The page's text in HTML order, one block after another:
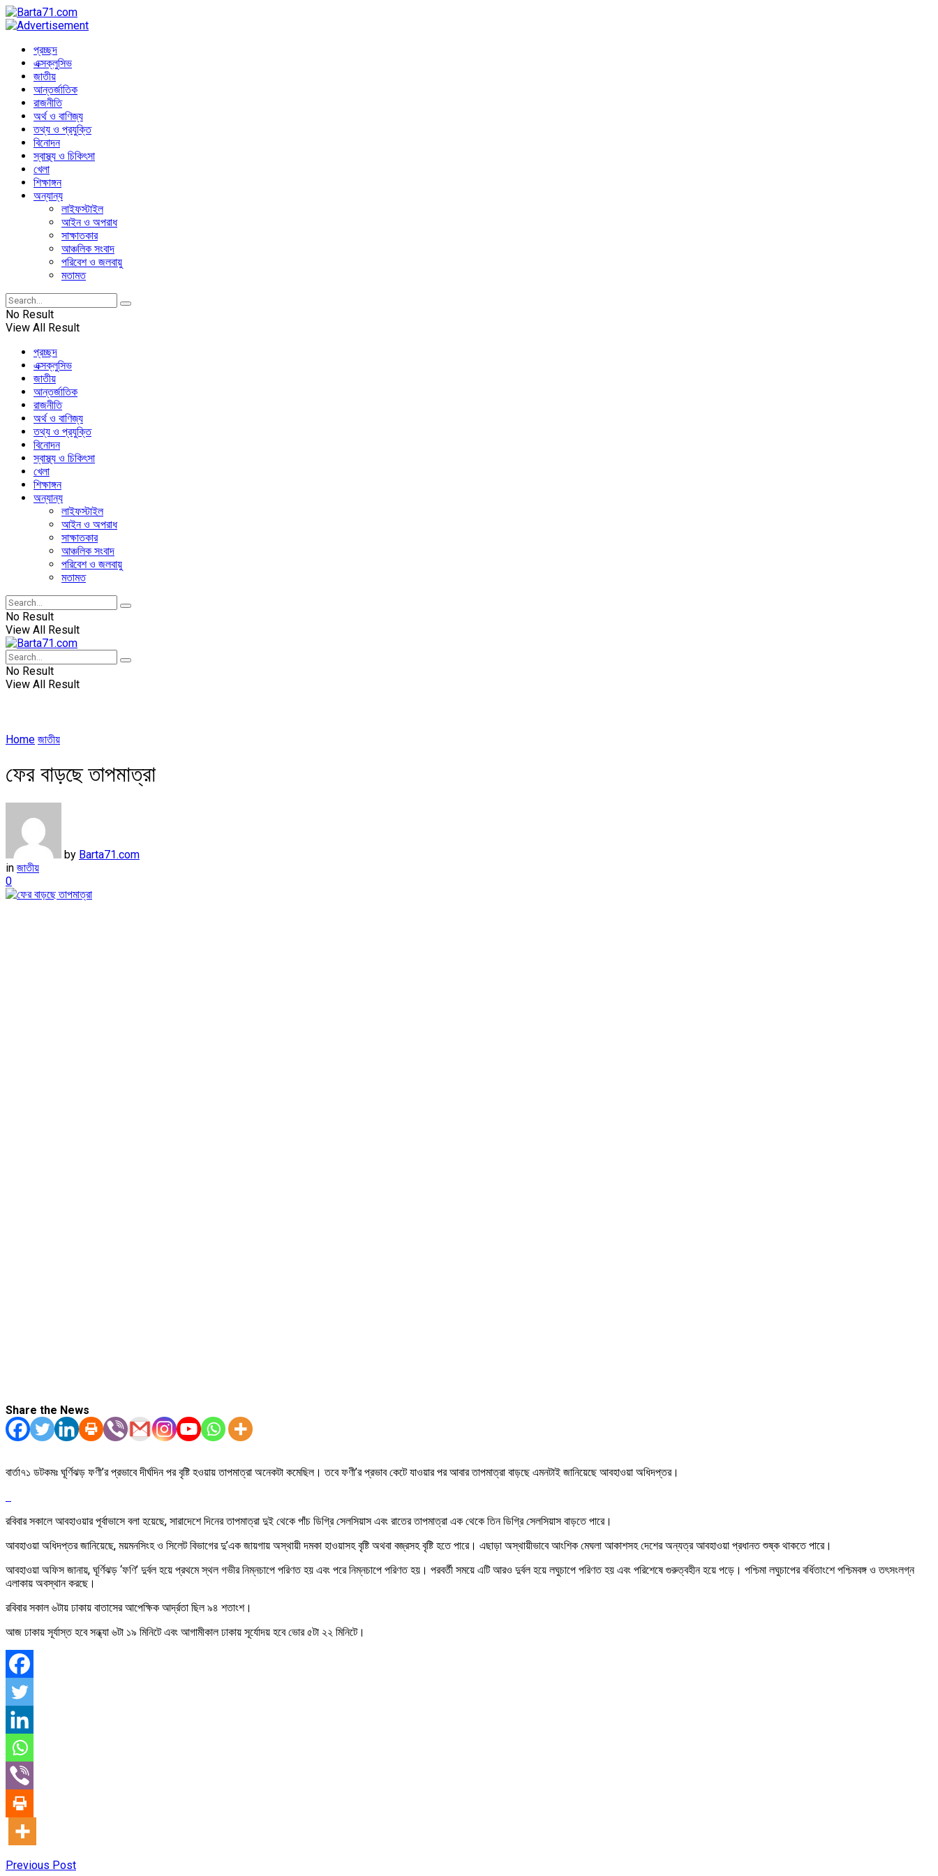
প্রচ্ছদ
এক্সক্লুসিভ
জাতীয়
আন্তর্জাতিক
রাজনীতি
অর্থ ও বাণিজ্য
তথ্য ও প্রযুক্তি
বিনোদন
স্বাস্থ্য ও চিকিৎসা
খেলা
শিক্ষাঙ্গন
অন্যান্য
লাইফস্টাইল
আইন ও অপরাধ
সাক্ষাতকার
আঞ্চলিক সংবাদ
পরিবেশ ও জলবায়ু
মতামত
No Result
View All Result
প্রচ্ছদ
এক্সক্লুসিভ
জাতীয়
আন্তর্জাতিক
রাজনীতি
অর্থ ও বাণিজ্য
তথ্য ও প্রযুক্তি
বিনোদন
স্বাস্থ্য ও চিকিৎসা
খেলা
শিক্ষাঙ্গন
অন্যান্য
লাইফস্টাইল
আইন ও অপরাধ
সাক্ষাতকার
আঞ্চলিক সংবাদ
পরিবেশ ও জলবায়ু
মতামত
No Result
View All Result
No Result
View All Result
Home জাতীয়
ফের বাড়ছে তাপমাত্রা
by Barta71.com
in জাতীয়
0
Share the News
বার্তা৭১ ডটকমঃ ঘূর্ণিঝড় ফণী’র প্রভাবে দীর্ঘদিন পর বৃষ্টি হওয়ায় তাপমাত্রা অনেকটা কমেছিল। তবে ফণী’র প্রভাব কেটে যাওয়ার পর আবার তাপমাত্রা বাড়ছে এমনটাই জানিয়েছে আবহাওয়া অধিদপ্তর।
রবিবার সকালে আবহাওয়ার পূর্বাভাসে বলা হয়েছে, সারাদেশে দিনের তাপমাত্রা দুই থেকে পাঁচ ডিগ্রি সেলসিয়াস এবং রাতের তাপমাত্রা এক থেকে তিন ডিগ্রি সেলসিয়াস বাড়তে পারে।
আবহাওয়া অধিদপ্তর জানিয়েছে, ময়মনসিংহ ও সিলেট বিভাগের দু’এক জায়গায় অস্থায়ী দমকা হাওয়াসহ বৃষ্টি অথবা বজ্রসহ বৃষ্টি হতে পারে। এছাড়া অস্থায়ীভাবে আংশিক মেঘলা আকাশসহ দেশের অন্যত্র আবহাওয়া প্রধানত শুষ্ক থাকতে পারে।
আবহাওয়া অফিস জানায়, ঘূর্ণিঝড় ‘ফণি’ দুর্বল হয়ে প্রথমে স্থল গভীর নিম্নচাপে পরিণত হয় এবং পরে নিম্নচাপে পরিণত হয়। পরবর্তী সময়ে এটি আরও দুর্বল হয়ে লঘুচাপে পরিণত হয় এবং পরিশেষে গুরুত্বহীন হয়ে পড়ে। পশ্চিমা লঘুচাপের বর্ধিতাংশে পশ্চিমবঙ্গ ও তৎসংলগ্ন
এলাকায় অবস্থান করছে।
রবিবার সকাল ৬টায় ঢাকায় বাতাসের আপেক্ষিক আর্দ্রতা ছিল ৯৪ শতাংশ।
আজ ঢাকায় সূর্যাস্ত হবে সন্ধ্যা ৬টা ১৯ মিনিটে এবং আগামীকাল ঢাকায় সূর্যোদয় হবে ভোর ৫টা ২২ মিনিটে।
Previous Post